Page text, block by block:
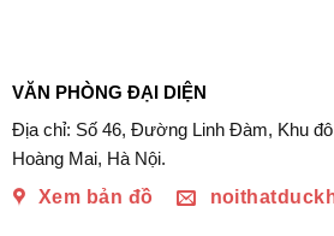
VĂN PHÒNG ĐẠI DIỆN
Địa chỉ: Số 46, Đường Linh Đàm, Khu
Hoàng Mai, Hà Nội.
Xem bản đồ